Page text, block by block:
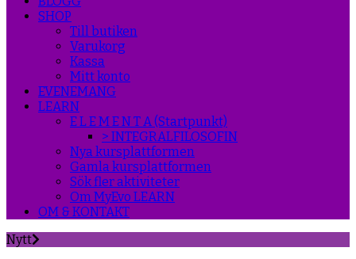
SHOP
Till butiken
Varukorg
Kassa
Mitt konto
EVENEMANG
LEARN
E L E M E N T A (Startpunkt)
> INTEGRALFILOSOFIN
Nya kursplattformen
Gamla kursplattformen
Sök fler aktiviteter
Om MyEvo LEARN
OM & KONTAKT
Nytt